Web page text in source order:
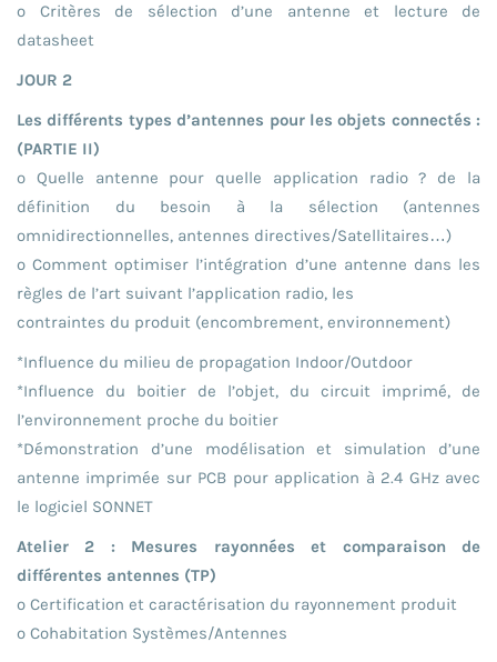
o Critères de sélection d’une antenne et lecture de
datasheet
JOUR 2
Les différents types d’antennes pour les objets connectés :
(PARTIE II)
o Quelle antenne pour quelle application radio ? de la
définition du besoin à la sélection (antennes
omnidirectionnelles, antennes directives/Satellitaires…)
o Comment optimiser l’intégration d’une antenne dans les
règles de l’art suivant l’application radio, les
contraintes du produit (encombrement, environnement)
*Influence du milieu de propagation Indoor/Outdoor
*Influence du boitier de l’objet, du circuit imprimé, de
l’environnement proche du boitier
*Démonstration d’une modélisation et simulation d’une
antenne imprimée sur PCB pour application à 2.4 GHz avec
le logiciel SONNET
Atelier 2 : Mesures rayonnées et comparaison de
différentes antennes (TP)
o Certification et caractérisation du rayonnement produit
o Cohabitation Systèmes/Antennes